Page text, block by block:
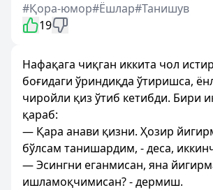
#Қора-юмор#Ёшлар#Танишув
19
Нафақага чиқган иккита чол
боғидаги ўриндиқда ўтиришса,
чиройли қиз ўтиб кетибди. Бири
қараб:
— Қара анави қизни. Ҳозир
бўлсам танишардим, - деса,
— Эсингни еганмисан, яна
ишламоқчимисан? - дермиш.